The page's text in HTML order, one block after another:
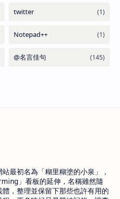
最初名為「糊里糊塗的小泉」，
」看板的延伸，名稱雖然隨
，整理並保留下那些也許有用的